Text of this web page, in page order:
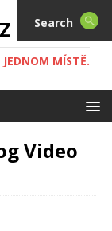
MÍSTĚ.
Video
Search